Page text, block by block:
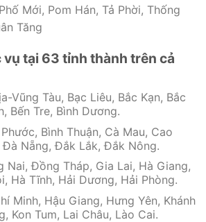
Mới, Pom Hán, Tả Phời, Thống
Tăng
vụ tại 63 tỉnh thành trên cả
Vũng Tàu, Bạc Liêu, Bắc Kạn, Bắc
Bến Tre, Bình Dương.
Bình Thuận, Cà Mau, Cao
Đà Nẵng, Đắk Lắk, Đắk Nông.
Nai, Đồng Tháp, Gia Lai, Hà Giang,
Hà Tĩnh, Hải Dương, Hải Phòng.
Minh, Hậu Giang, Hưng Yên, Khánh
Kon Tum, Lai Châu, Lào Cai.